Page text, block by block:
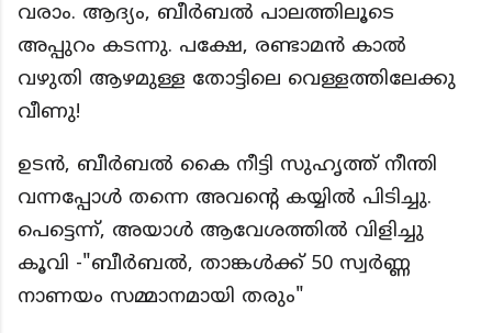
വരാം. ആദ്യം, ബീർബൽ പാലത്തിലൂടെ
അപ്പുറം കടന്നു. പക്ഷേ, രണ്ടാമൻ കാൽ
വഴുതി ആഴമുള്ള തോട്ടിലെ വെള്ളത്തിലേക്കു
വീണു!
ഉടൻ, ബീർബൽ കൈ നീട്ടി സുഹൃത്ത് നീന്തി
വന്നപ്പോൾ തന്നെ അവന്റെ കയ്യിൽ പിടിച്ചു.
പെട്ടെന്ന്, അയാൾ ആവേശത്തിൽ വിളിച്ചു
കൂവി -"ബീർബൽ, താങ്കൾക്ക് 50 സ്വർണ്ണ
നാണയം സമ്മാനമായി തരും"